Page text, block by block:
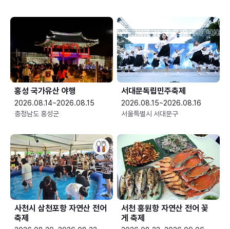
홍성 국가유산 야행
2026.08.14~2026.08.15
충청남도 홍성군
서대문독립민주축제
2026.08.15~2026.08.16
서울특별시 서대문구
사천시 삼천포항 자연산 전어
축제
서천 홍원항 자연산 전어 꽃
게 축제